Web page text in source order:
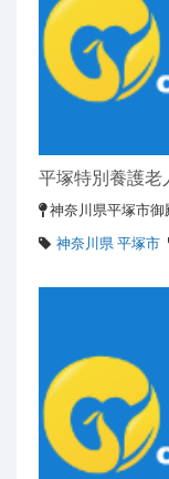
平塚特別養護老
神奈川県平塚市
神奈川県 平塚市